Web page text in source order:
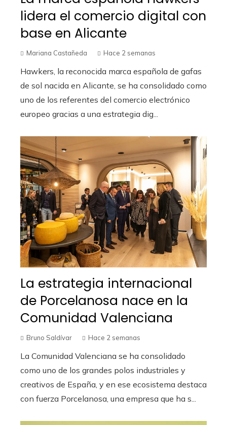
lidera el comercio digital con
base en Alicante
Mariana Castañeda Hace 2 semanas
Hawkers, la reconocida marca española de gafas
de sol nacida en Alicante, se ha consolidado como
uno de los referentes del comercio electrónico
europeo gracias a una estrategia dig...
La estrategia internacional
de Porcelanosa nace en la
Comunidad Valenciana
Bruno Saldívar Hace 2 semanas
La Comunidad Valenciana se ha consolidado
como uno de los grandes polos industriales y
creativos de España, y en ese ecosistema destaca
con fuerza Porcelanosa, una empresa que ha s...